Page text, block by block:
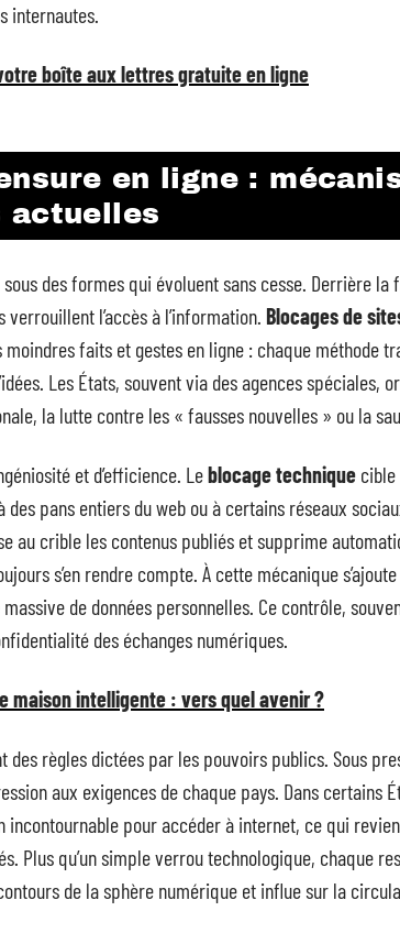
internautes.
boîte aux lettres gratuite en ligne
en ligne :
actuelles
des formes qui évoluent sans cesse. Derrière la
l’accès à l’information. Blocages de
faits et gestes en ligne : chaque méthode
Les États, souvent via des agences spéciales,
la lutte contre les « fausses nouvelles » ou la
et d’efficience. Leblocage technique cible
des pans entiers du web ou à certains réseaux
au crible les contenus publiés et supprime
s’en rendre compte. À cette mécanique
de données personnelles. Ce contrôle,
des échanges numériques.
maison intelligente : vers quel avenir ?
règles dictées par les pouvoirs publics. Sous
aux exigences de chaque pays. Dans certains
incontournable pour accéder à internet, ce qui
Plus qu’un simple verrou technologique, chaque
de la sphère numérique et influe sur la